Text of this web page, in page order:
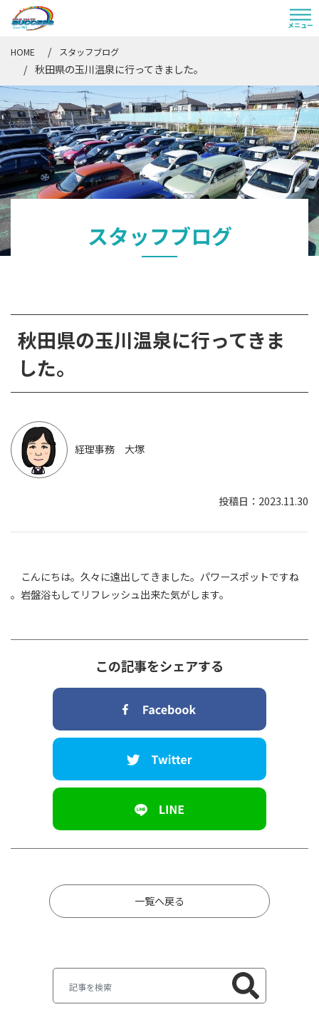
HOME スタッフブログ
秋田県の玉川温泉に行ってきました。
スタッフブログ
秋田県の玉川温泉に行ってきま
した。
経理事務 大塚
2023.11.30
こんにちは。久々に遠出してきました。パワースポットですね
。岩盤浴もしてリフレッシュ出来た気がします。
この記事をシェアする
一覧へ戻る